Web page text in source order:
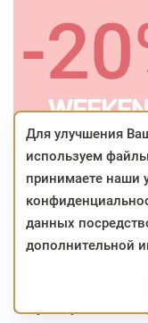
Покупай
магазинов
распространяется
сопутствующие
Для улучшения
используем
принимаете наши
данных
дополнительной